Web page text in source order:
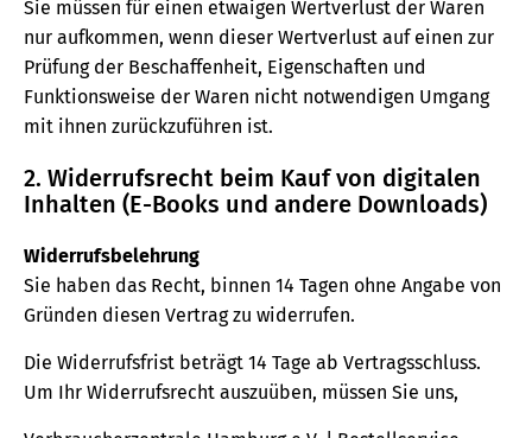
Sie müssen für einen etwaigen Wertverlust der Waren
nur aufkommen, wenn dieser Wertverlust auf einen zur
Prüfung der Beschaffenheit, Eigenschaften und
Funktionsweise der Waren nicht notwendigen Umgang
mit ihnen zurückzuführen ist.
2. Widerrufsrecht beim Kauf von digitalen
Inhalten (E-Books und andere Downloads)
Widerrufsbelehrung
Sie haben das Recht, binnen 14 Tagen ohne Angabe von
Gründen diesen Vertrag zu widerrufen.
Die Widerrufsfrist beträgt 14 Tage ab Vertragsschluss.
Um Ihr Widerrufsrecht auszuüben, müssen Sie uns,